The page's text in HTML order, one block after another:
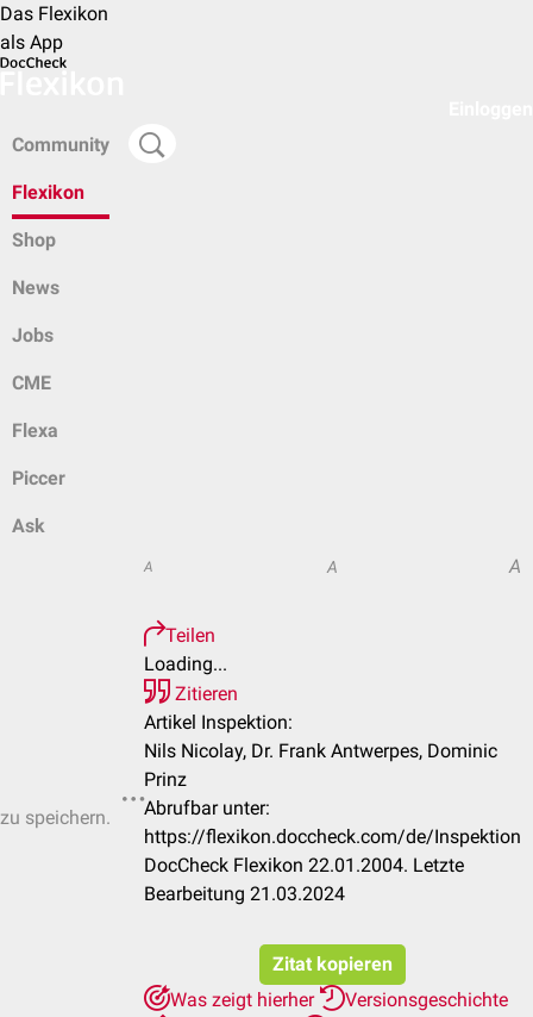
Das Flexikon
als App
Community
Flexikon
Shop
News
Jobs
CME
Flexa
Piccer
Ask
speichern.
A A A
Teilen
Loading...
Zitieren
Artikel Inspektion:
Nils Nicolay, Dr. Frank Antwerpes, Dominic
Prinz
Abrufbar unter:
https://flexikon.doccheck.com/de/Inspektion
DocCheck Flexikon 22.01.2004. Letzte
Bearbeitung 21.03.2024
Zitat kopieren
Was zeigt hierher
Versionsgeschichte